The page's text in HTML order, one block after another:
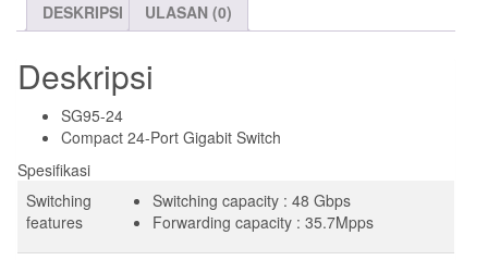
DESKRIPSI ULASAN (0)
Deskripsi
SG95-24
Compact 24-Port Gigabit Switch
Spesifikasi
Switching
features
Switching capacity : 48 Gbps
Forwarding capacity : 35.7Mpps